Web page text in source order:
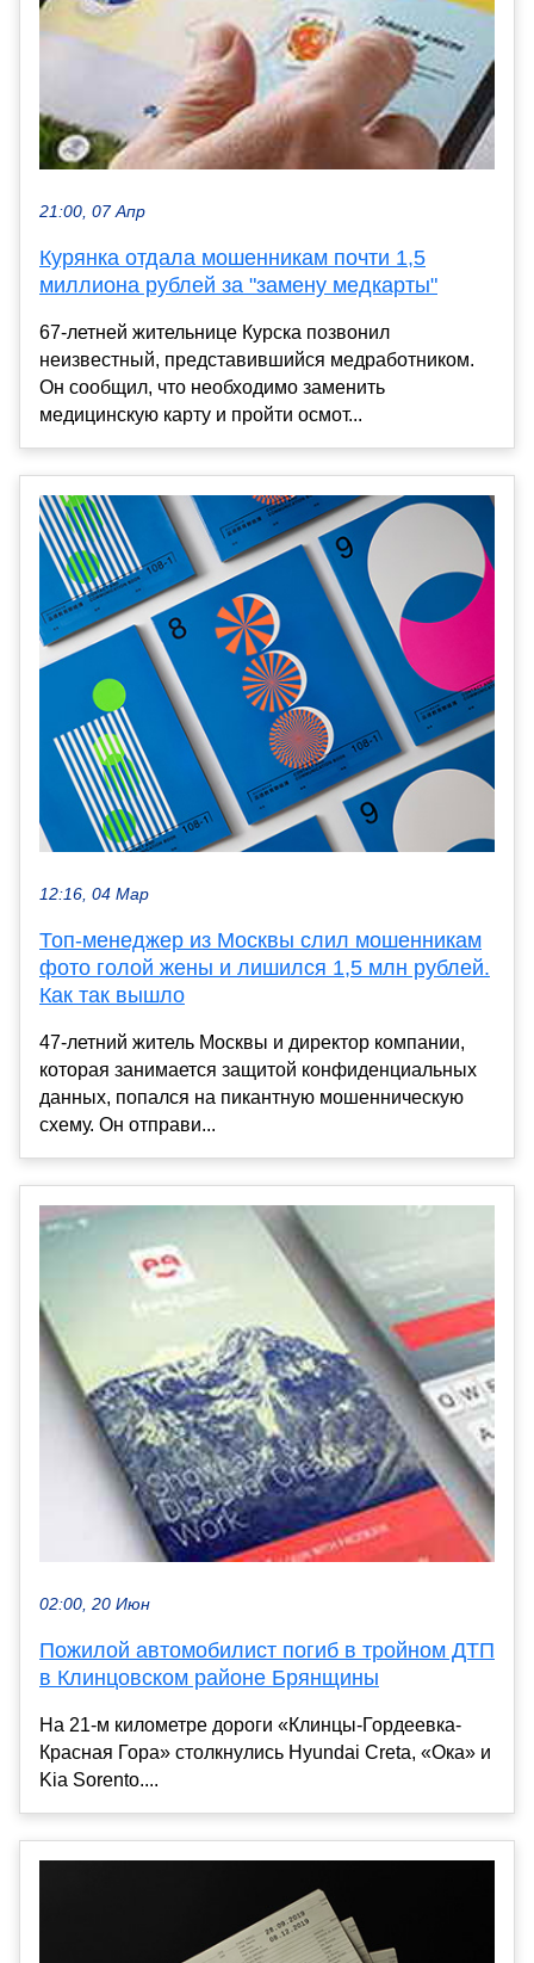
21:00, 07 Апр
Курянка отдала мошенникам почти 1,5
миллиона рублей за "замену медкарты"
67-летней жительнице Курска позвонил
неизвестный, представившийся медработником.
Он сообщил, что необходимо заменить
медицинскую карту и пройти осмот...
12:16, 04 Мар
Топ-менеджер из Москвы слил мошенникам
фото голой жены и лишился 1,5 млн рублей.
Как так вышло
47-летний житель Москвы и директор компании,
которая занимается защитой конфиденциальных
данных, попался на пикантную мошенническую
схему. Он отправи...
02:00, 20 Июн
Пожилой автомобилист погиб в тройном ДТП
в Клинцовском районе Брянщины
На 21-м километре дороги «Клинцы-Гордеевка-
Красная Гора» столкнулись Hyundai Creta, «Ока» и
Kia Sorento....